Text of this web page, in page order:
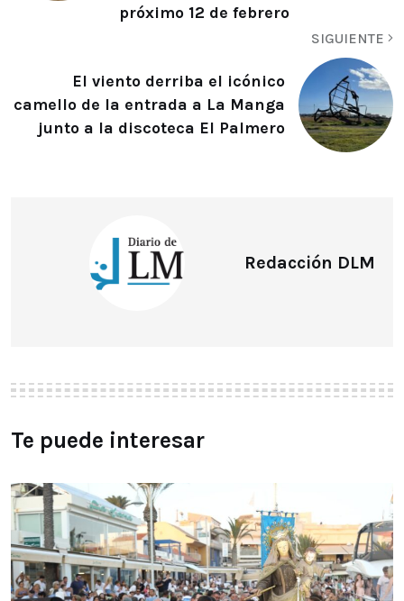
próximo 12 de febrero
SIGUIENTE
El viento derriba el icónico
camello de la entrada a La Manga
junto a la discoteca El Palmero
Redacción DLM
Te puede interesar